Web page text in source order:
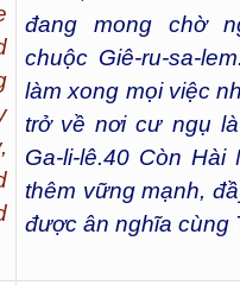
đang mong chờ
chuộc Giê-ru-sa-lem.
làm xong mọi việc
trở về nơi cư ngụ
Ga-li-lê.40 Còn Hài
thêm vững mạnh,
được ân nghĩa cùng